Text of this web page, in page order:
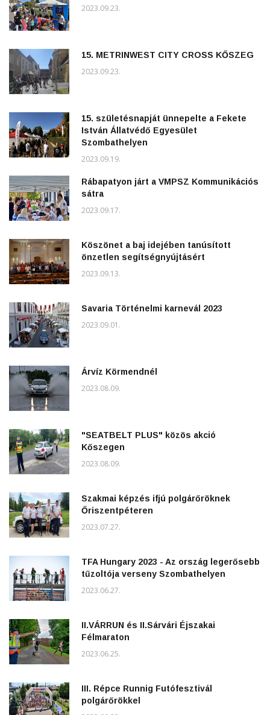
2023.09.23.
15. METRINWEST CITY CROSS KŐSZEG
2023.09.23.
15. születésnapját ünnepelte a Fekete
István Állatvédő Egyesület
Szombathelyen
2023.09.19.
Rábapatyon járt a VMPSZ Kommunikációs
sátra
2023.09.17.
Köszönet a baj idejében tanúsított
önzetlen segítségnyújtásért
2023.09.13.
Savaria Történelmi karnevál 2023
2023.09.01.
Árvíz Körmendnél
2023.08.09.
"SEATBELT PLUS" közös akció
Kőszegen
2023.08.09.
Szakmai képzés ifjú polgárőröknek
Őriszentpéteren
2023.07.27.
TFA Hungary 2023 - Az ország legerősebb
tűzoltója verseny Szombathelyen
2023.06.27.
II.VÁRRUN és II.Sárvári Éjszakai
Félmaraton
2023.06.25.
III. Répce Runnig Futófesztivál
polgárőrökkel